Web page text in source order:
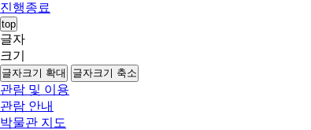
진행종료
top
글자
크기
글자크기 확대 글자크기 축소
관람 및 이용
관람 안내
박물관 지도